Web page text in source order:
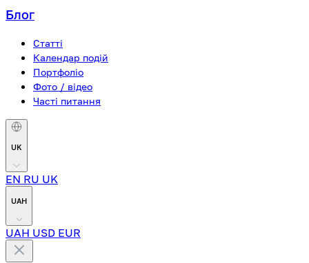
Блог
Статті
Календар подій
Портфоліо
Фото / відео
Часті питання
UK
EN RU UK
UAH
UAH USD EUR